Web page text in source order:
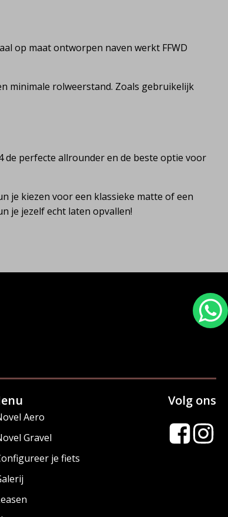
op maat ontworpen naven werkt FFWD
minimale rolweerstand. Zoals gebruikelijk
de perfecte allrounder en de beste optie voor
je kiezen voor een klassieke matte of een
je jezelf echt laten opvallen!
Aero
Gravel
je fiets
Volg ons